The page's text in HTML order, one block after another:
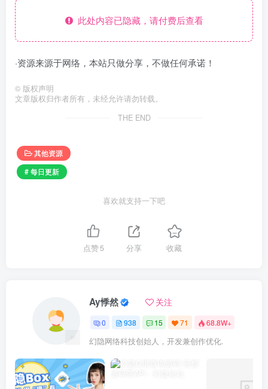
此处内容已隐藏，请付费后查看
·资源来源于网络，本站只做分享，不做任何承诺！
© 版权声明
文章版权归作者所有，未经允许请勿转载。
THE END
其他资源
# 每日更新
喜欢就支持一下吧
点赞5 分享 收藏
Ay悸然 关注
0 938 15 71 68.8W+
幻隐网络科技创始人，开发兼创作优化.